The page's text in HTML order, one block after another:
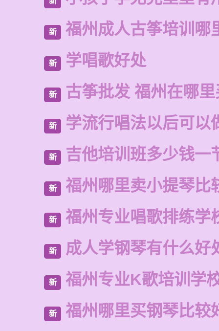
新 福州成人古筝培训哪
新 学唱歌好处
新 古筝批发 福州在哪
新 学流行唱法以后可以
新 吉他培训班多少钱一
新 福州哪里卖小提琴比
新 福州专业唱歌排练学
新 成人学钢琴有什么好
新 福州专业K歌培训学
新 福州哪里买钢琴比较